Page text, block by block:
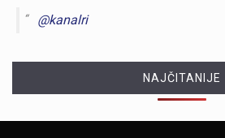
@kanalri
NAJČITANIJE